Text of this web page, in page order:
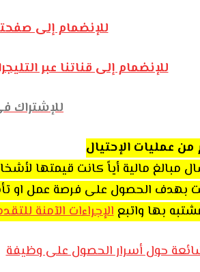
للإنضمام إلى
للإنضمام إلى قناتنا عبر
للإشتراك
عمليات الإحتيال
مبالغ مالية أياً كانت قيمتها
بهدف الحصول على فرصة عمل او
بها واتبعالإجراءات الآمنة
حول أسرار الحصول على وظيفة